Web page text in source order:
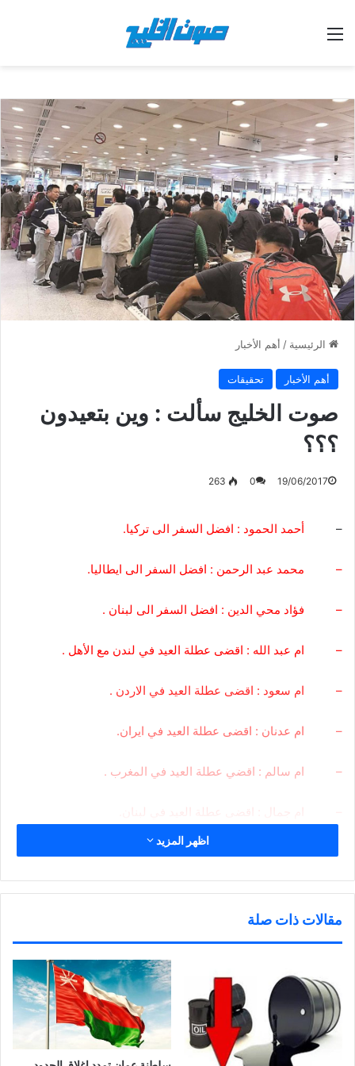
القائمة
الرئيسية / أهم الأخبار
أهم الأخبار تحقيقات
صوت الخليج سألت : وين بتعيدون
؟؟؟
19/06/2017
0
263
– أحمد الحمود : افضل السفر الى تركيا.
– محمد عبد الرحمن : افضل السفر الى ايطاليا.
– فؤاد محي الدين : افضل السفر الى لبنان .
– ام عبد الله : اقضى عطلة العيد في لندن مع الأهل .
– ام سعود : اقضى عطلة العيد في الاردن .
– ام عدنان : اقضى عطلة العيد في ايران.
– ام سالم : اقضي عطلة العيد في المغرب .
– ام جمال : اقضى عطلة العيد في لبنان.
تحقيق : رباب عبيد
اقتربت ليالى عيد الفطر المبارك وبدأت رحلة البحث عن الوجهات
السياحية للسفر في ايام عطلة عيد الفطر منذ شهر او اكثر , وذلك
الدراسية والعملية , ويقوم العديد من الاسر بالسفر تزامنا عطلة
العيد ومع ارتفاع درجات الحرارة في الكويت والتى بلغت 56% في
وقت الذروة , وبلغت الحجوزات وفق معدلات الحجز على مواقع
الانترنيت لشركات السياحة في انحاء الكويت 85% , خصوصا ان وقت
العيد يأتي في فصل الصيف .
اظهر المزيد
مقالات ذات صلة